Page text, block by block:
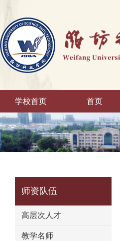
学校首页 首页
师资队伍
高层次人才
教学名师